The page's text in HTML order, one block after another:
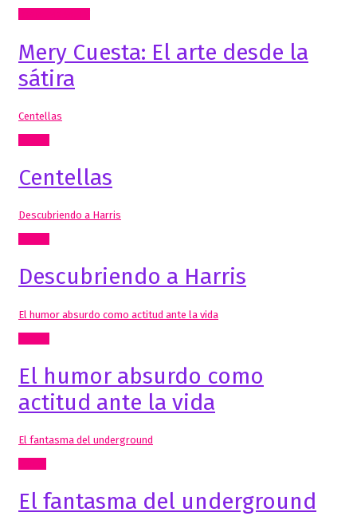
Mery Cuesta: El arte desde la
sátira
Centellas
Centellas
Descubriendo a Harris
Descubriendo a Harris
El humor absurdo como actitud ante la vida
El humor absurdo como
actitud ante la vida
El fantasma del underground
El fantasma del underground